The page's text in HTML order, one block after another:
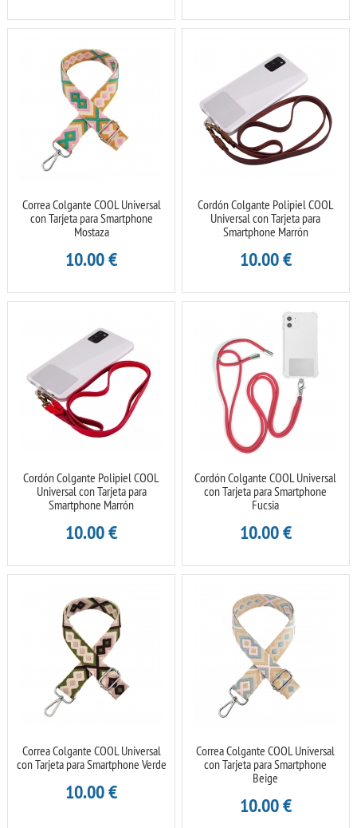
Correa Colgante COOL Universal
con Tarjeta para Smartphone
Mostaza
10.00€
Cordón Colgante Polipiel COOL
Universal con Tarjeta para
Smartphone Marrón
10.00€
Cordón Colgante Polipiel COOL
Universal con Tarjeta para
Smartphone Marrón
10.00€
Cordón Colgante COOL Universal
con Tarjeta para Smartphone
Fucsia
10.00€
Correa Colgante COOL Universal
con Tarjeta para Smartphone Verde
10.00€
Correa Colgante COOL Universal
con Tarjeta para Smartphone
Beige
10.00€